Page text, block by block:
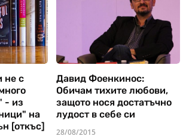
не с
- из
на
[откъс]
Давид Фоенкинос:
Обичам тихите любови,
защото нося достатъчно
лудост в себе си
28/08/2015